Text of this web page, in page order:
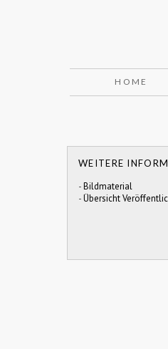
HOME
WEITERE
-Bildmaterial
-Übersicht